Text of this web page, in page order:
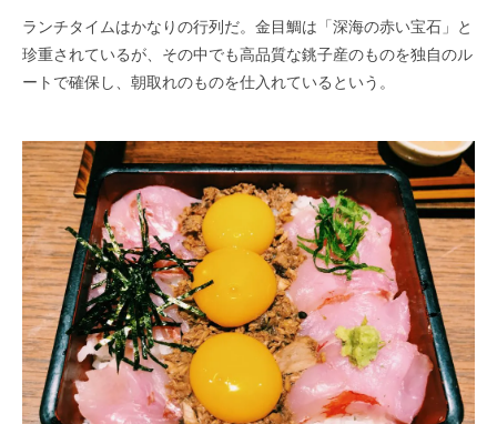
ランチタイムはかなりの行列だ。金目鯛は「深海の赤い宝石」と
珍重されているが、その中でも高品質な銚子産のものを独自のル
ートで確保し、朝取れのものを仕入れているという。